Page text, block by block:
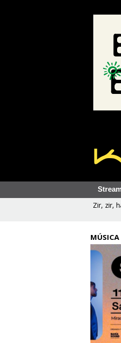
Zir, zir,
MÚSICA